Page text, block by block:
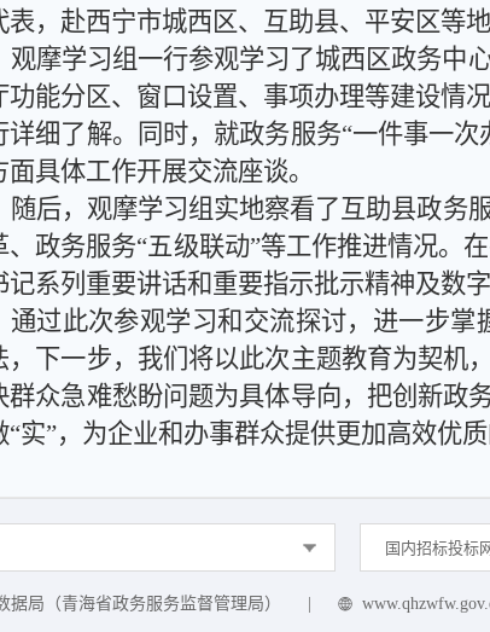
表，赴西宁市城西区、互助县、平安区等地
观摩学习组一行参观学习了城西区政务中
功能分区、窗口设置、事项办理等建设情
详细了解。同时， 就政务服务“一件事一
面具体工作开展交流座谈。
随后， 观摩学习组 实地察看了互助县政务
、政务服务“五级联动”等工作推进情况。 在
记系列 重要讲话和重要指示批示精神及数
通过此次参观学习和交流探讨， 进一步掌
， 下一步， 我们 将以此次主题教育为契机，
群众急难愁盼问题为具体导向，把创新政
“实”， 为企业和办事群众提供更加高效优
国内招标投标
据局（青海省政务服务监督管理局）